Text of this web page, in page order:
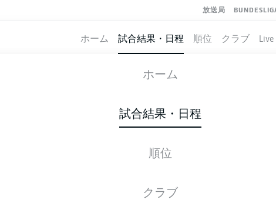
放送局
ホーム 試合結果・日程 順位 クラブ Live
ホーム
試合結果・日程
順位
クラブ
HAMBURG SCHALKE
スターティングメンバー